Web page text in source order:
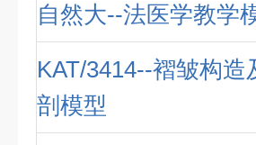
自然大--法医学教学
KAT/3414--褶皱构
剖模型